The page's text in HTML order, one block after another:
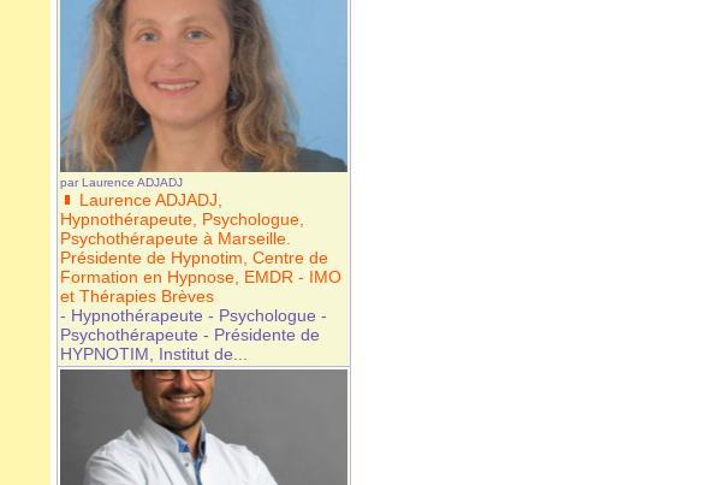
par Laurence ADJADJ
Laurence ADJADJ,
Hypnothérapeute, Psychologue,
Psychothérapeute à Marseille.
Présidente de Hypnotim, Centre de
Formation en Hypnose, EMDR - IMO
et Thérapies Brèves
- Hypnothérapeute - Psychologue -
Psychothérapeute - Présidente de
HYPNOTIM, Institut de...